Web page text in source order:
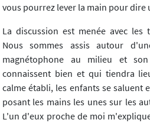
vous pourrez lever la main pour dire
La discussion est menée avec les
Nous sommes assis autour
magnétophone au milieu et
connaissent bien et qui tiendra
calme établi, les enfants se saluent
posant les mains les unes sur les
L'un d'eux proche de moi